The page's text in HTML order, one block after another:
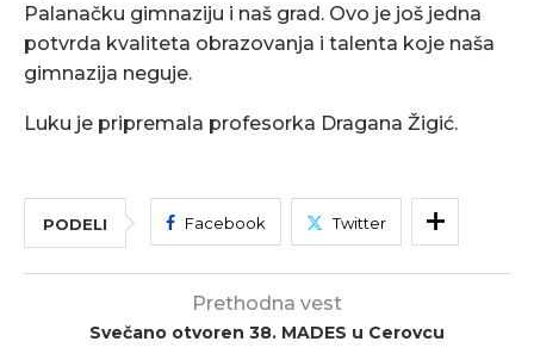
Palanačku gimnaziju i naš grad. Ovo je još jedna
potvrda kvaliteta obrazovanja i talenta koje naša
gimnazija neguje.
Luku je pripremala profesorka Dragana Žigić.
PODELI Facebook Twitter
Prethodna vest
Svečano otvoren 38. MADES u Cerovcu